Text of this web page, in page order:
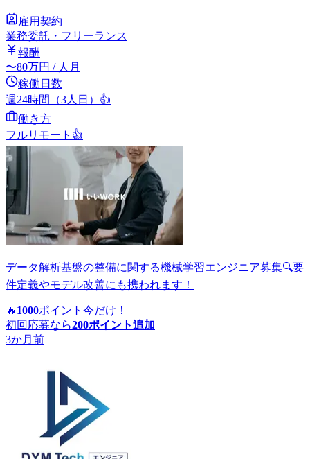
雇用契約
業務委託・フリーランス
報酬
〜80万円 / 人月
稼働日数
週24時間（3人日） 👍
働き方
フルリモート 👍
データ解析基盤の整備に関する機械学習エンジニア募集🔍要
件定義やモデル改善にも携われます！
🔥 1000ポイント 今だけ！
初回応募なら200ポイント追加
3か月前